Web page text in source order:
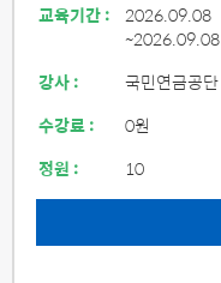
교육기간 : 2026.09.08
~2026.09.08
강사 :
국민연금공단
수강료 :
0원
정원 :
10